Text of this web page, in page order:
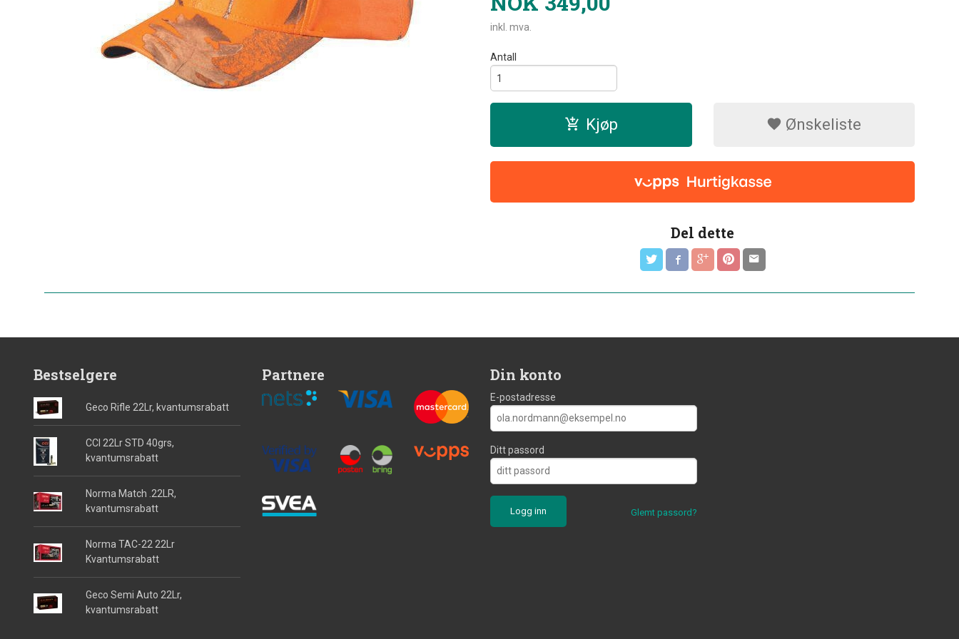
inkl. mva.
Antall
Kjøp Ønskeliste
Del dette
Bestselgere
Geco Rifle 22Lr, kvantumsrabatt
CCI 22Lr STD 40grs,
kvantumsrabatt
Norma Match .22LR,
kvantumsrabatt
Norma TAC-22 22Lr
Kvantumsrabatt
Geco Semi Auto 22Lr,
kvantumsrabatt
Partnere Din konto
E-postadresse
Ditt passord
Glemt passord?